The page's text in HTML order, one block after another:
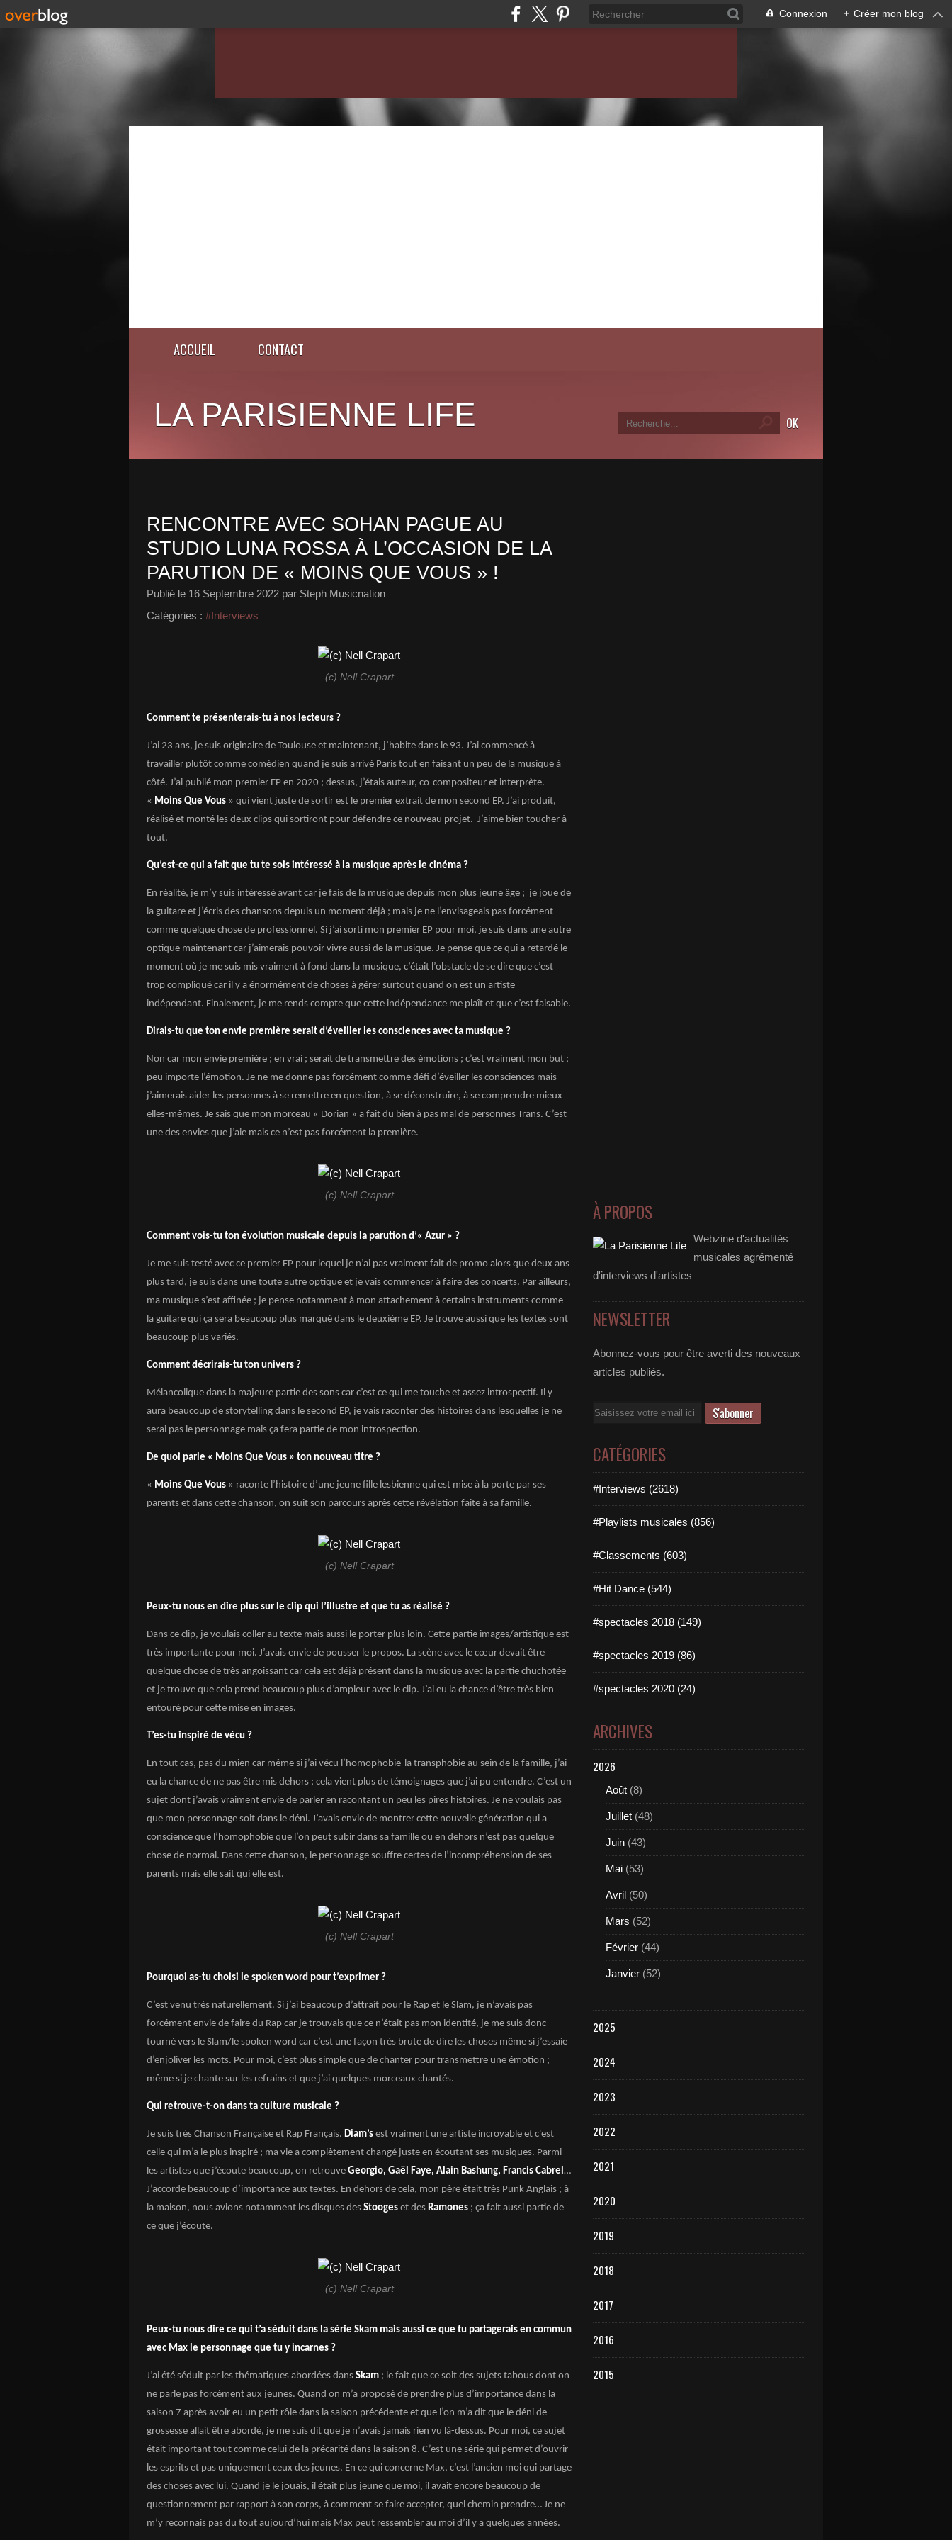
Connexion + Créer mon blog
ACCUEIL CONTACT
LA PARISIENNE LIFE
RENCONTRE AVEC SOHAN PAGUE AU
STUDIO LUNA ROSSA À L’OCCASION DE LA
PARUTION DE « MOINS QUE VOUS » !
Publié le 16 Septembre 2022 par Steph Musicnation
Catégories : #Interviews
(c) Nell Crapart
Comment te présenterais-tu à nos lecteurs ?
J’ai 23 ans, je suis originaire de Toulouse et maintenant, j’habite dans le 93. J’ai commencé à
travailler plutôt comme comédien quand je suis arrivé Paris tout en faisant un peu de la musique à
côté. J’ai publié mon premier EP en 2020 ; dessus, j’étais auteur, co-compositeur et interprète.
« Moins Que Vous » qui vient juste de sortir est le premier extrait de mon second EP. J’ai produit,
réalisé et monté les deux clips qui sortiront pour défendre ce nouveau projet. J’aime bien toucher à
tout.
Qu’est-ce qui a fait que tu te sois intéressé à la musique après le cinéma ?
En réalité, je m’y suis intéressé avant car je fais de la musique depuis mon plus jeune âge ; je joue de
la guitare et j’écris des chansons depuis un moment déjà ; mais je ne l’envisageais pas forcément
comme quelque chose de professionnel. Si j’ai sorti mon premier EP pour moi, je suis dans une autre
optique maintenant car j’aimerais pouvoir vivre aussi de la musique. Je pense que ce qui a retardé le
moment où je me suis mis vraiment à fond dans la musique, c’était l’obstacle de se dire que c’est
trop compliqué car il y a énormément de choses à gérer surtout quand on est un artiste
indépendant. Finalement, je me rends compte que cette indépendance me plaît et que c’est faisable.
Dirais-tu que ton envie première serait d’éveiller les consciences avec ta musique ?
Non car mon envie première ; en vrai ; serait de transmettre des émotions ; c’est vraiment mon but ;
peu importe l’émotion. Je ne me donne pas forcément comme défi d’éveiller les consciences mais
j’aimerais aider les personnes à se remettre en question, à se déconstruire, à se comprendre mieux
elles-mêmes. Je sais que mon morceau « Dorian » a fait du bien à pas mal de personnes Trans. C’est
une des envies que j’aie mais ce n’est pas forcément la première.
(c) Nell Crapart
Comment vois-tu ton évolution musicale depuis la parution d’« Azur » ?
Je me suis testé avec ce premier EP pour lequel je n’ai pas vraiment fait de promo alors que deux ans
plus tard, je suis dans une toute autre optique et je vais commencer à faire des concerts. Par ailleurs,
ma musique s’est affinée ; je pense notamment à mon attachement à certains instruments comme
la guitare qui ça sera beaucoup plus marqué dans le deuxième EP. Je trouve aussi que les textes sont
beaucoup plus variés.
Comment décrirais-tu ton univers ?
Mélancolique dans la majeure partie des sons car c’est ce qui me touche et assez introspectif. Il y
aura beaucoup de storytelling dans le second EP, je vais raconter des histoires dans lesquelles je ne
serai pas le personnage mais ça fera partie de mon introspection.
De quoi parle « Moins Que Vous » ton nouveau titre ?
« Moins Que Vous » raconte l’histoire d’une jeune fille lesbienne qui est mise à la porte par ses
parents et dans cette chanson, on suit son parcours après cette révélation faite à sa famille.
(c) Nell Crapart
Peux-tu nous en dire plus sur le clip qui l’illustre et que tu as réalisé ?
Dans ce clip, je voulais coller au texte mais aussi le porter plus loin. Cette partie images/artistique est
très importante pour moi. J’avais envie de pousser le propos. La scène avec le cœur devait être
quelque chose de très angoissant car cela est déjà présent dans la musique avec la partie chuchotée
et je trouve que cela prend beaucoup plus d’ampleur avec le clip. J’ai eu la chance d’être très bien
entouré pour cette mise en images.
T’es-tu inspiré de vécu ?
En tout cas, pas du mien car même si j’ai vécu l’homophobie-la transphobie au sein de la famille, j’ai
eu la chance de ne pas être mis dehors ; cela vient plus de témoignages que j’ai pu entendre. C’est un
sujet dont j’avais vraiment envie de parler en racontant un peu les pires histoires. Je ne voulais pas
que mon personnage soit dans le déni. J’avais envie de montrer cette nouvelle génération qui a
conscience que l’homophobie que l’on peut subir dans sa famille ou en dehors n’est pas quelque
chose de normal. Dans cette chanson, le personnage souffre certes de l’incompréhension de ses
parents mais elle sait qui elle est.
(c) Nell Crapart
Pourquoi as-tu choisi le spoken word pour t’exprimer ?
C’est venu très naturellement. Si j’ai beaucoup d’attrait pour le Rap et le Slam, je n’avais pas
forcément envie de faire du Rap car je trouvais que ce n’était pas mon identité, je me suis donc
tourné vers le Slam/le spoken word car c’est une façon très brute de dire les choses même si j’essaie
d’enjoliver les mots. Pour moi, c’est plus simple que de chanter pour transmettre une émotion ;
même si je chante sur les refrains et que j’ai quelques morceaux chantés.
Qui retrouve-t-on dans ta culture musicale ?
Je suis très Chanson Française et Rap Français. Diam’s est vraiment une artiste incroyable et c'est
celle qui m’a le plus inspiré ; ma vie a complètement changé juste en écoutant ses musiques. Parmi
les artistes que j’écoute beaucoup, on retrouve Georgio, Gaël Faye, Alain Bashung, Francis Cabrel…
J’accorde beaucoup d’importance aux textes. En dehors de cela, mon père était très Punk Anglais ; à
la maison, nous avions notamment les disques des Stooges et des Ramones ; ça fait aussi partie de
ce que j’écoute.
(c) Nell Crapart
Peux-tu nous dire ce qui t’a séduit dans la série Skam mais aussi ce que tu partagerais en commun
avec Max le personnage que tu y incarnes ?
J’ai été séduit par les thématiques abordées dans Skam ; le fait que ce soit des sujets tabous dont on
ne parle pas forcément aux jeunes. Quand on m’a proposé de prendre plus d’importance dans la
saison 7 après avoir eu un petit rôle dans la saison précédente et que l’on m’a dit que le déni de
grossesse allait être abordé, je me suis dit que je n’avais jamais rien vu là-dessus. Pour moi, ce sujet
était important tout comme celui de la précarité dans la saison 8. C’est une série qui permet d’ouvrir
les esprits et pas uniquement ceux des jeunes. En ce qui concerne Max, c’est l’ancien moi qui partage
des choses avec lui. Quand je le jouais, il était plus jeune que moi, il avait encore beaucoup de
questionnement par rapport à son corps, à comment se faire accepter, quel chemin prendre… Je ne
m’y reconnais pas du tout aujourd’hui mais Max peut ressembler au moi d’il y a quelques années.
À PROPOS
Webzine d'actualités
musicales agrémenté
d'interviews d'artistes
NEWSLETTER
Abonnez-vous pour être averti des nouveaux
articles publiés.
Email
CATÉGORIES
#Interviews (2618)
#Playlists musicales (856)
#Classements (603)
#Hit Dance (544)
#spectacles 2018 (149)
#spectacles 2019 (86)
#spectacles 2020 (24)
ARCHIVES
2026
Août (8)
Juillet (48)
Juin (43)
Mai (53)
Avril (50)
Mars (52)
Février (44)
Janvier (52)
2025
2024
2023
2022
2021
2020
2019
2018
2017
2016
2015